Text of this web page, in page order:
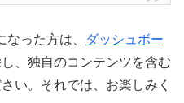
った方は、
ダッシュボー
、独自のコンテンツを含む
い。それでは、お楽しみく